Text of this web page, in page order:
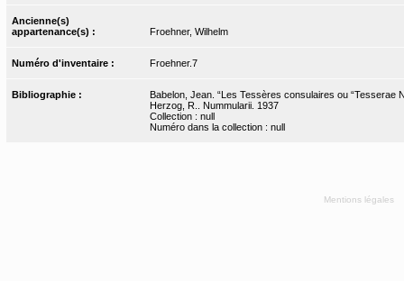
Ancienne(s)
appartenance(s) :
Froehner, Wilhelm
Numéro d'inventaire : Froehner.7
Bibliographie :
Babelon, Jean. “Les Tessères consulaires ou “Tesserae
Herzog, R.. Nummularii. 1937
Collection : null
Numéro dans la collection : null
Mentions légales